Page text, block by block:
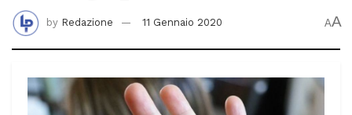
by Redazione 11 Gennaio 2020 AA